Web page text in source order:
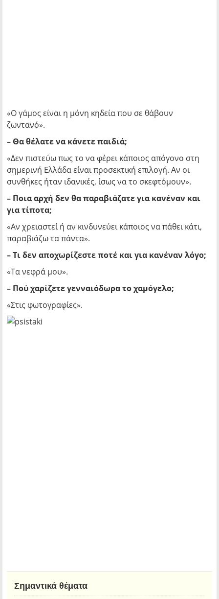
«Ο γάμος είναι η μόνη κηδεία που σε θάβουν
ζωντανό».
– Θα θέλατε να κάνετε παιδιά;
«Δεν πιστεύω πως το να φέρει κάποιος απόγονο στη
σημερινή Ελλάδα είναι προσεκτική επιλογή. Αν οι
συνθήκες ήταν ιδανικές, ίσως να το σκεφτόμουν».
– Ποια αρχή δεν θα παραβιάζατε για κανέναν και
για τίποτα;
«Αν χρειαστεί ή αν κινδυνεύει κάποιος να πάθει κάτι,
παραβιάζω τα πάντα».
– Τι δεν αποχωρίζεστε ποτέ και για κανέναν λόγο;
«Τα νεφρά μου».
– Πού χαρίζετε γενναιόδωρα το χαμόγελο;
«Στις φωτογραφίες».
Σημαντικά θέματα